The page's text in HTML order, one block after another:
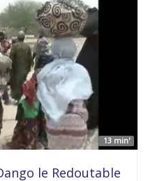
13 min'
le Redoutable